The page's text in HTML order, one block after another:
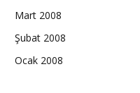
Mart 2008
Şubat 2008
Ocak 2008